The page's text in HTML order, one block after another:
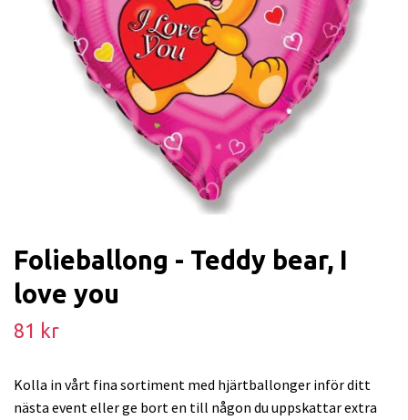
Folieballong - Teddy bear, I
love you
81 kr
Kolla in vårt fina sortiment med hjärtballonger inför ditt
nästa event eller ge bort en till någon du uppskattar extra